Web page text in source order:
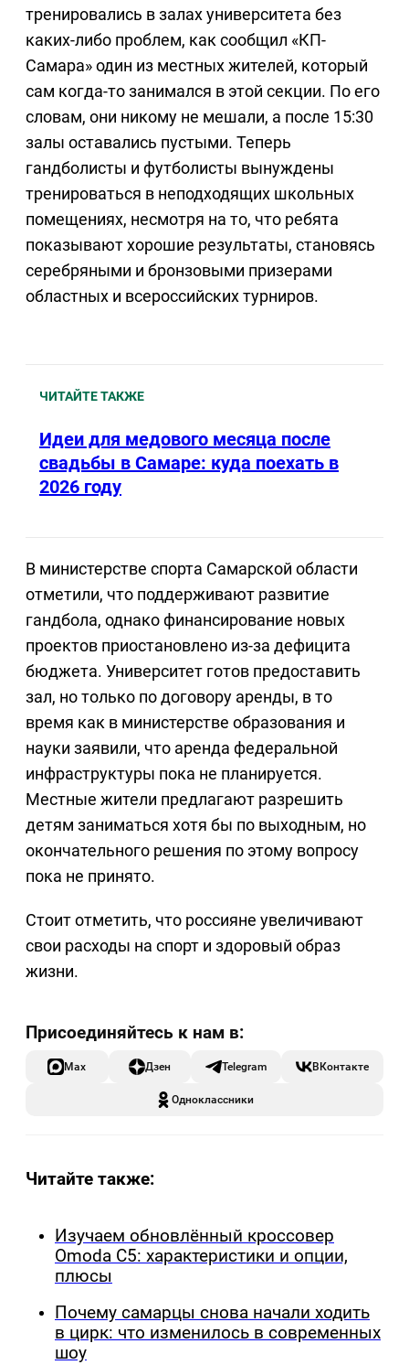
тренировались в залах университета без
каких-либо проблем, как сообщил «КП-
Самара» один из местных жителей, который
сам когда-то занимался в этой секции. По его
словам, они никому не мешали, а после 15:30
залы оставались пустыми. Теперь
гандболисты и футболисты вынуждены
тренироваться в неподходящих школьных
помещениях, несмотря на то, что ребята
показывают хорошие результаты, становясь
серебряными и бронзовыми призерами
областных и всероссийских турниров.
ЧИТАЙТЕ ТАКЖЕ
Идеи для медового месяца после
свадьбы в Самаре: куда поехать в
2026 году
В министерстве спорта Самарской области
отметили, что поддерживают развитие
гандбола, однако финансирование новых
проектов приостановлено из-за дефицита
бюджета. Университет готов предоставить
зал, но только по договору аренды, в то
время как в министерстве образования и
науки заявили, что аренда федеральной
инфраструктуры пока не планируется.
Местные жители предлагают разрешить
детям заниматься хотя бы по выходным, но
окончательного решения по этому вопросу
пока не принято.
Стоит отметить, что россияне увеличивают
свои расходы на спорт и здоровый образ
жизни.
Max Дзен Telegram ВКонтакте
Одноклассники
Читайте также:
Изучаем обновлённый кроссовер
Omoda C5: характеристики и опции,
плюсы
Почему самарцы снова начали ходить
в цирк: что изменилось в современных
шоу